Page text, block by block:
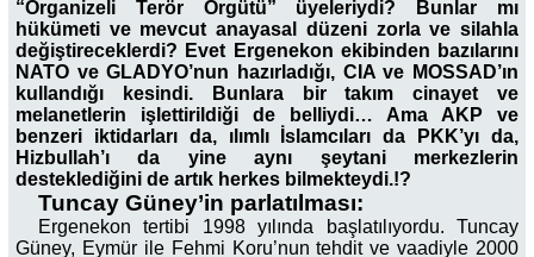
“Organizeli Terör Örgütü” üyeleriydi? Bunlar mı
hükümeti ve mevcut anayasal düzeni zorla ve silahla
değiştireceklerdi? Evet Ergenekon ekibinden bazılarını
NATO ve GLADYO’nun hazırladığı, CIA ve MOSSAD’ın
kullandığı kesindi. Bunlara bir takım cinayet ve
melanetlerin işlettirildiği de belliydi… Ama AKP ve
benzeri iktidarları da, ılımlı İslamcıları da PKK’yı da,
Hizbullah’ı da yine aynı şeytani merkezlerin
desteklediğini de artık herkes bilmekteydi.!?
Tuncay Güney’in parlatılması:
Ergenekon tertibi 1998 yılında başlatılıyordu. Tuncay
Güney, Eymür ile Fehmi Koru’nun tehdit ve vaadiyle 2000